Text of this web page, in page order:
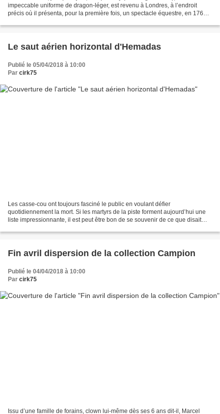
impeccable uniforme de dragon-léger, est revenu à Londres, à l’endroit
précis où il présenta, pour la première fois, un spectacle équestre, en 1768,
Le saut aérien horizontal d'Hemadas
Publié le 05/04/2018 à 10:00
Par cirk75
Les casse-cou ont toujours fasciné le public en voulant défier
quotidiennement la mort. Si les martyrs de la piste forment aujourd’hui une
liste impressionnante, il est peut être bon de se souvenir de ce que disait
Fin avril dispersion de la collection Campion
Publié le 04/04/2018 à 10:00
Par cirk75
Issu d’une famille de forains, clown lui-même dès ses 6 ans dit-il, Marcel